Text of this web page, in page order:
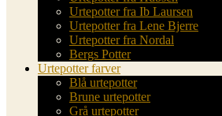
Urtepotter fra Ib Laursen
Urtepotter fra Lene Bjerre
Urtepotter fra Nordal
Bergs Potter
Urtepotter farver
Blå urtepotter
Brune urtepotter
Grå urtepotter